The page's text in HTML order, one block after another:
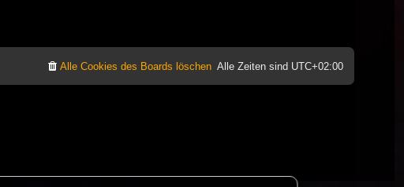
Alle Zeiten sind UTC+02:00
Alle Cookies des Boards löschen